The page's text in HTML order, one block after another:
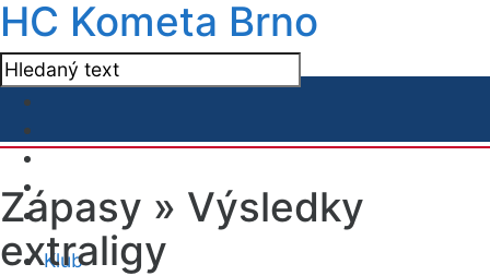
HC Kometa Brno
Klub
Zápasy » Výsledky
extraligy